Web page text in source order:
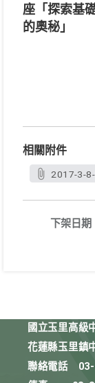
座「探索基
的奧秘」
相關附件
2017-3-
下架日期
國立玉里高級
花蓮縣玉里鎮
聯絡電話